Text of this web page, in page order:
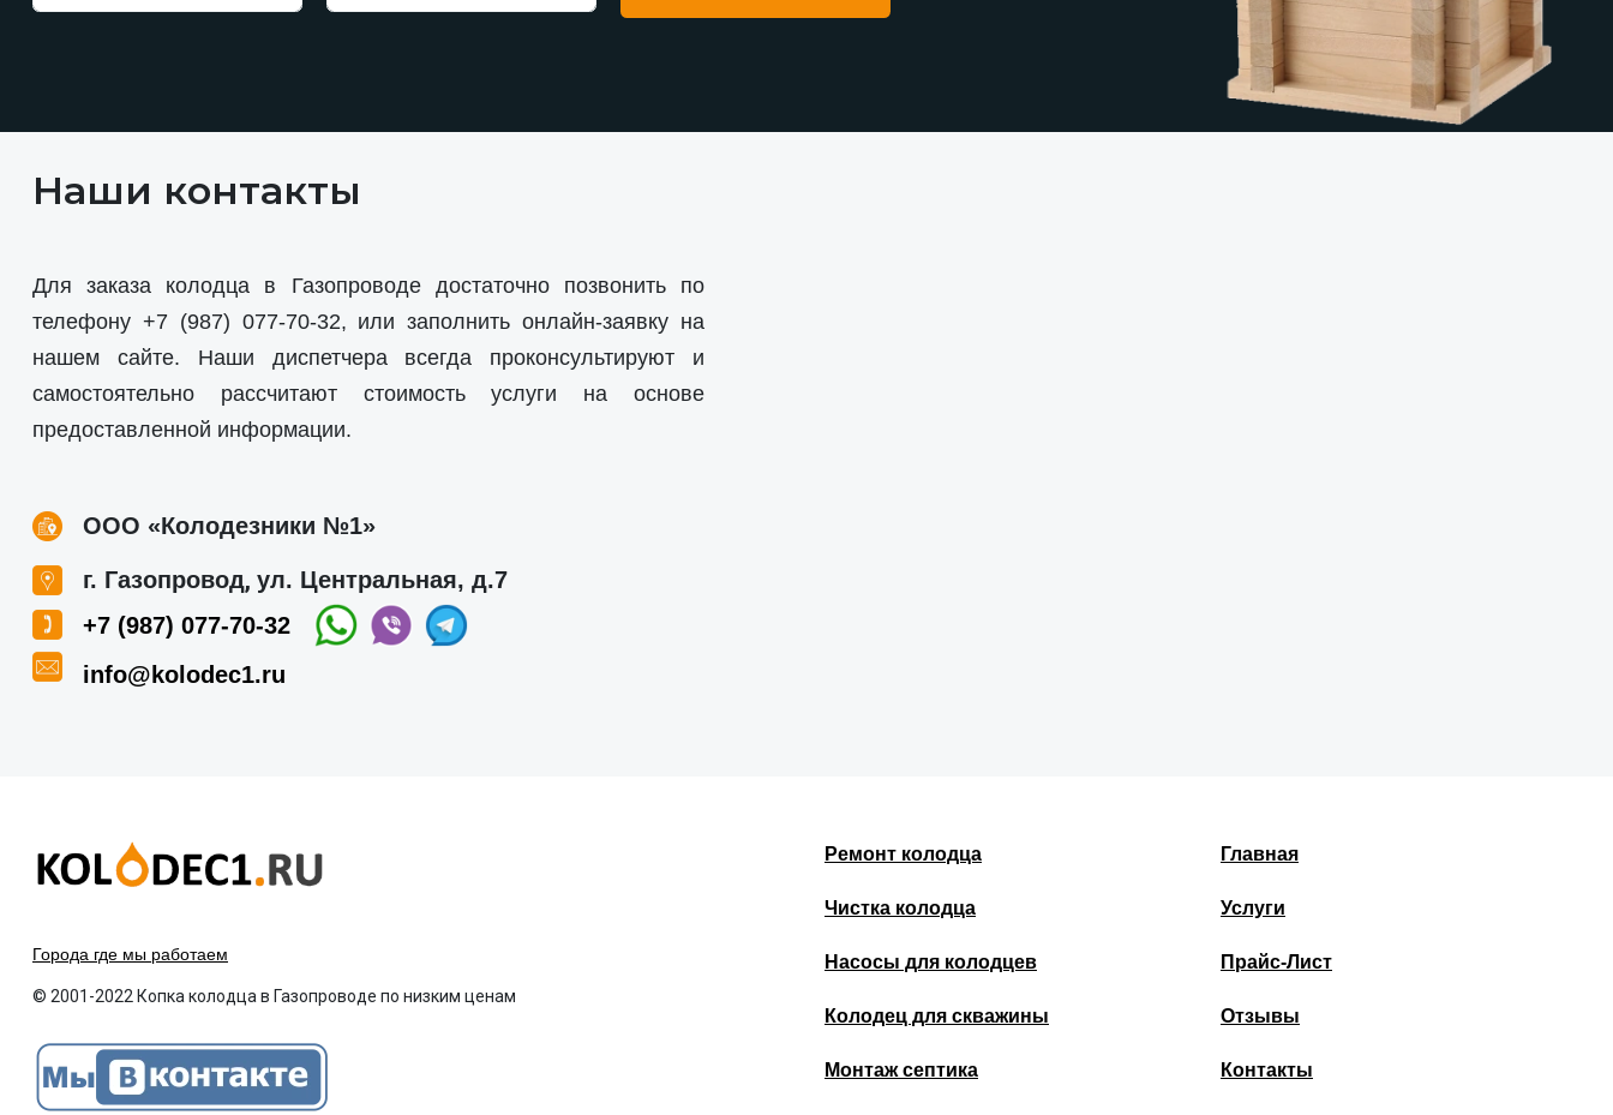
Наши контакты
Для заказа колодца в Газопроводе достаточно позвонить по
телефону +7 (987) 077-70-32, или заполнить онлайн-заявку на
нашем сайте. Наши диспетчера всегда проконсультируют и
самостоятельно рассчитают стоимость услуги на основе
предоставленной информации.
ООО «Колодезники №1»
г. Газопровод, ул. Центральная, д.7
+7 (987) 077-70-32
info@kolodec1.ru
Ремонт колодца
Чистка колодца
Насосы для колодцев
Колодец для скважины
Монтаж септика
Главная
Услуги
Прайс-Лист
Отзывы
Контакты
Города где мы работаем
© 2001-2022 Копка колодца в Газопроводе по низким ценам